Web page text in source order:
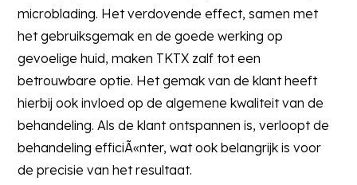
microblading. Het verdovende effect, samen met
het gebruiksgemak en de goede werking op
gevoelige huid, maken TKTX zalf tot een
betrouwbare optie. Het gemak van de klant heeft
hierbij ook invloed op de algemene kwaliteit van de
behandeling. Als de klant ontspannen is, verloopt de
behandeling efficiÃ«nter, wat ook belangrijk is voor
de precisie van het resultaat.